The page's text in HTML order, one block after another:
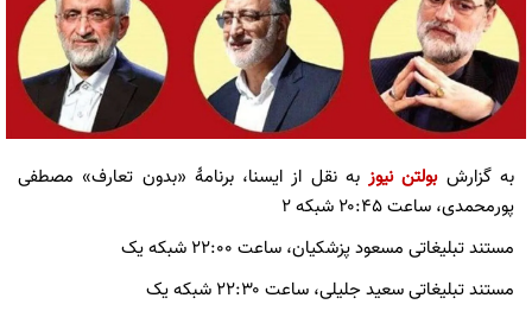
به گزارش بولتن نیوزبه نقل از ایسنا، برنامۀ «بدون تعارف» مصطفی
پورمحمدی، ساعت ۲۰:۴۵ شبکه ۲
مستند تبلیغاتی مسعود پزشکیان، ساعت ۲۲:۰۰ شبکه یک
مستند تبلیغاتی سعید جلیلی، ساعت ۲۲:۳۰ شبکه یک